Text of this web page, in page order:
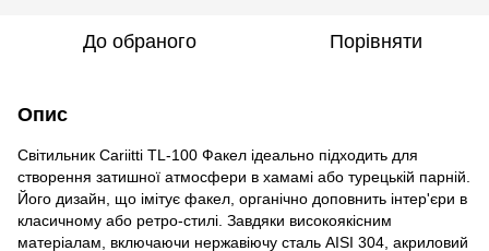
До обраного Порівняти
Опис
Світильник Cariitti TL-100 Факел ідеально підходить для
створення затишної атмосфери в хамамі або турецькій парній.
Його дизайн, що імітує факел, органічно доповнить інтер'єри в
класичному або ретро-стилі. Завдяки високоякісним
матеріалам, включаючи нержавіючу сталь AISI 304, акриловий